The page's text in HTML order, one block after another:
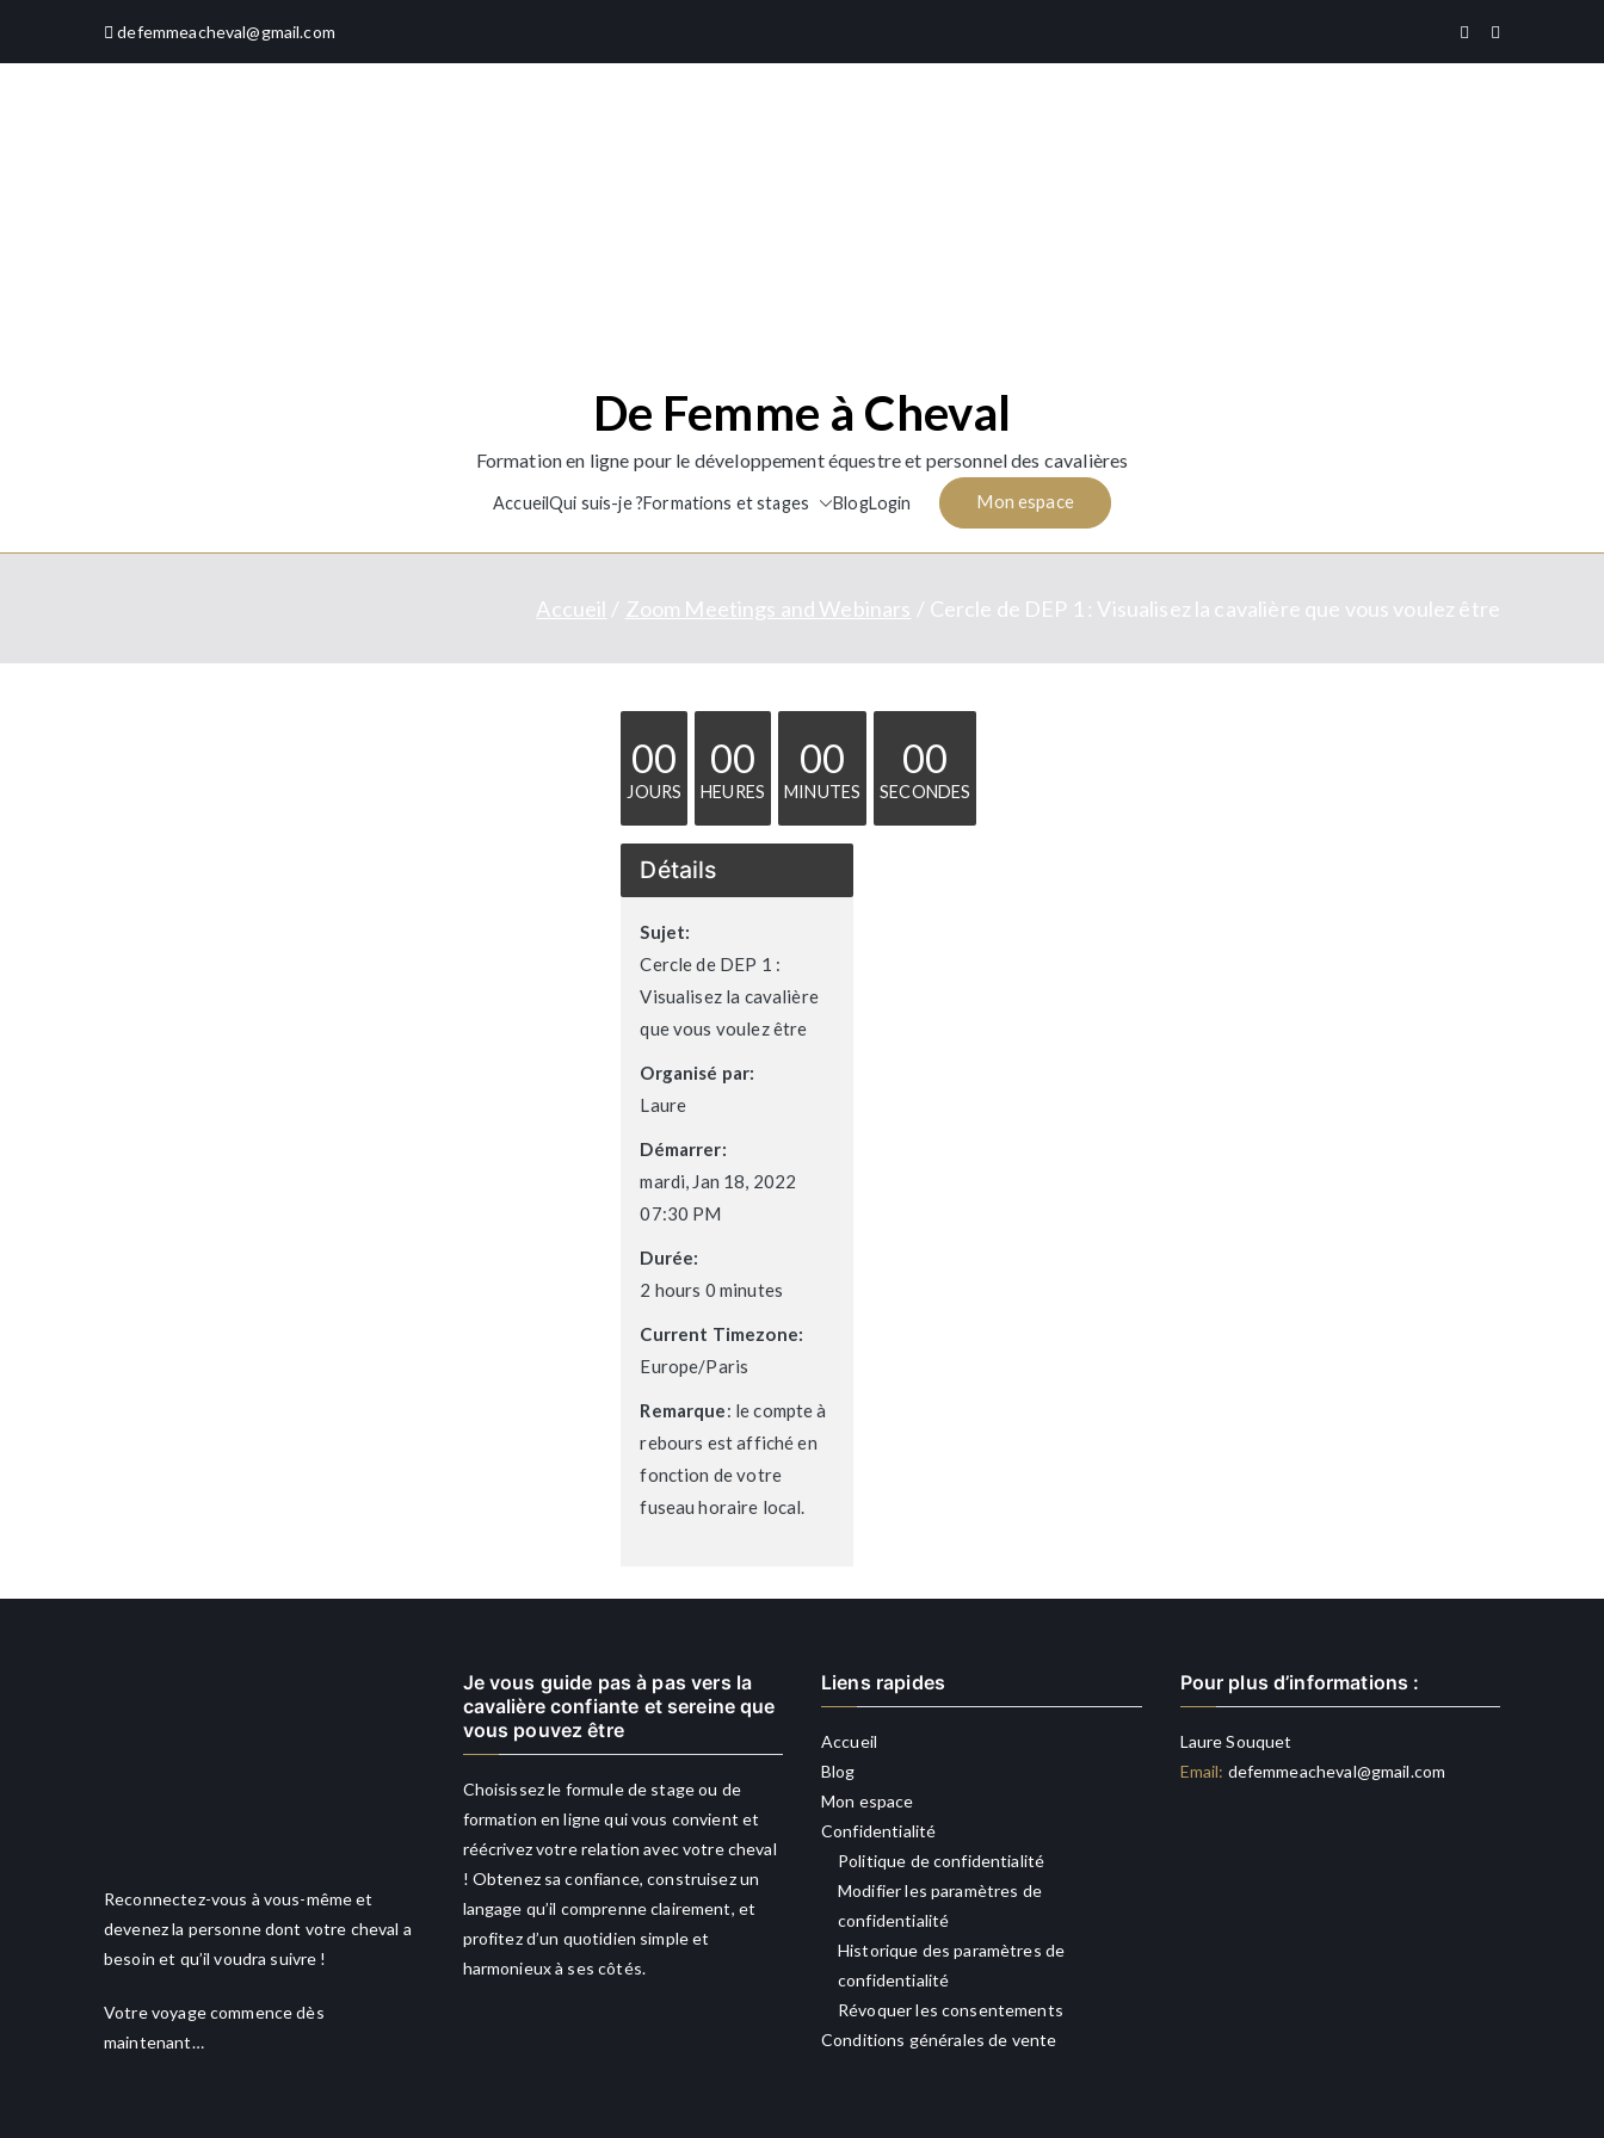
defemmeacheval@gmail.com
De Femme à Cheval
Formation en ligne pour le développement équestre et personnel des cavalières
AccueilQui suis-je ?Formations et stages BlogLogin Mon espace
Accueil Zoom Meetings and Webinars Cercle de DEP 1 : Visualisez la cavalière que vous voulez être
00
JOURS
00
HEURES
00
MINUTES
00
SECONDES
Détails
Sujet:
Cercle de DEP 1 :
Visualisez la cavalière
que vous voulez être
Organisé par:
Laure
Démarrer:
mardi, Jan 18, 2022
07:30 PM
Durée:
2 hours 0 minutes
Current Timezone:
Europe/Paris
Remarque: le compte à
rebours est affiché en
fonction de votre
fuseau horaire local.
Reconnectez-vous à vous-même et
devenez la personne dont votre cheval a
besoin et qu’il voudra suivre !
Votre voyage commence dès
maintenant…
Je vous guide pas à pas vers la
cavalière confiante et sereine que
vous pouvez être
Choisissez le formule de stage ou de
formation en ligne qui vous convient et
réécrivez votre relation avec votre cheval
! Obtenez sa confiance, construisez un
langage qu’il comprenne clairement, et
profitez d’un quotidien simple et
harmonieux à ses côtés.
Liens rapides
Accueil
Blog
Mon espace
Confidentialité
Politique de confidentialité
Modifier les paramètres de
confidentialité
Historique des paramètres de
confidentialité
Révoquer les consentements
Conditions générales de vente
Pour plus d’informations :
Laure Souquet
Email: defemmeacheval@gmail.com